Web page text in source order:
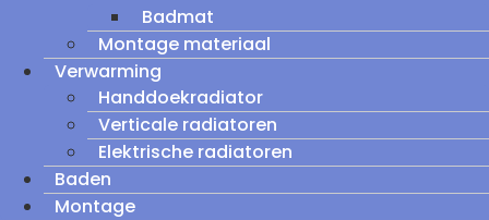
Badmat
Montage materiaal
Verwarming
Handdoekradiator
Verticale radiatoren
Elektrische radiatoren
Baden
Montage